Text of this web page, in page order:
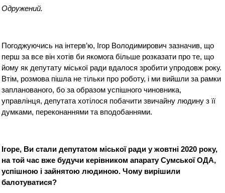
Одружений.
Погоджуючись на інтерв’ю, Ігор Володимирович зазначив, що
перш за все він хотів би якомога більше розказати про те, що
йому як депутату міської ради вдалося зробити упродовж року.
Втім, розмова пішла не тільки про роботу, і ми вийшли за рамки
запланованого, бо за образом успішного чиновника,
управлінця, депутата хотілося побачити звичайну людину з її
думками, переконаннями та вподобаннями.
Ігоре, Ви стали депутатом міської ради у жовтні 2020 року,
на той час вже будучи керівником апарату Сумської ОДА,
успішною і зайнятою людиною. Чому вирішили
балотуватися?